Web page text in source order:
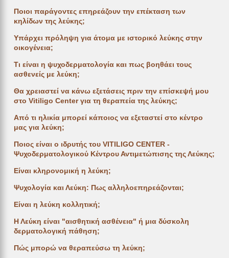
Ποιοι παράγοντες επηρεάζουν την επέκταση των
κηλίδων της λεύκης;
Υπάρχει πρόληψη για άτομα με ιστορικό λεύκης στην
οικογένεια;
Τι είναι η ψυχοδερματολογία και πως βοηθάει τους
ασθενείς με λεύκη;
Θα χρειαστεί να κάνω εξετάσεις πριν την επίσκεψή μου
στο Vitiligo Center για τη θεραπεία της λεύκης;
Από τι ηλικία μπορεί κάποιος να εξεταστεί στο κέντρο
μας για λεύκη;
Ποιος είναι ο ιδρυτής του VITILIGO CENTER -
Ψυχοδερματολογικού Κέντρου Αντιμετώπισης της Λεύκης;
Είναι κληρονομική η λεύκη;
Ψυχολογία και Λεύκη: Πως αλληλοεπηρεάζονται;
Είναι η λεύκη κολλητική;
Η Λεύκη είναι "αισθητική ασθένεια" ή μια δύσκολη
δερματολογική πάθηση;
Πώς μπορώ να θεραπεύσω τη λεύκη;